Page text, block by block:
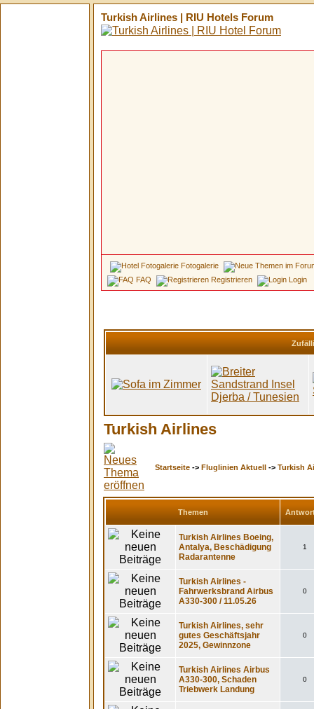
Turkish Airlines | RIU Hotels Forum
Fotogalerie
FAQ
Registrieren Login
Turkish Airlines
Startseite -> Fluglinien Aktuell -> Turkish
Themen
Turkish Airlines Boeing,
Antalya, Beschädigung
Radarantenne
1
Turkish Airlines -
Fahrwerksbrand Airbus
A330-300 / 11.05.26
0
Turkish Airlines, sehr
gutes Geschäftsjahr
2025, Gewinnzone
0
Turkish Airlines Airbus
A330-300, Schaden
Triebwerk Landung
0